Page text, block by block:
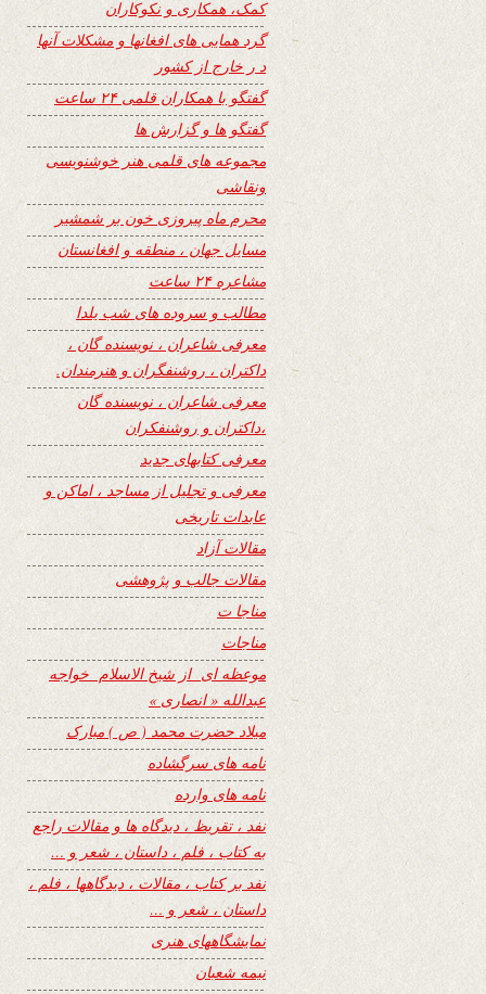
کمک، همکاری و نکوکاران
گرد همایی های افغانها و مشکلات آنها
د ر خارج از کشور
گفتگو با همکاران قلمی ۲۴ ساعت
گفتگو ها و گزارش ها
مجموعه های قلمی هنر خوشنویسی
ونقاشی
محرم ماه پیروزی خون بر شمشیر
مسایل جهان ، منطقه و افغانستان
مشاعره ۲۴ ساعت
مطالب و سروده های شب یلدا
معرفی شاعران ، نویسنده گان ،
داکتران ، روشنفگران و هنرمندان.
معرفی شاعران ، نویسنده گان
،داکتران و روشنفکران
معرفی کتابهای جدید
معرفی و تجلیل از مساجد ، اماکن و
عابدات تاریخی
مقالات آزاد
مقالات جالب و پژوهشی
مناجا ت
مناجات
موعظه ای از شیخ الاسلام خواجه
عبدالله « انصاری »
میلاد حضرت محمد ( ص ) مبارک
نامه های سرگشاده
نامه های وارده
نفد ، تقریظ ، دیدگاه ها و مقالات راجع
به کتاب ، فلم ، داستان ، شعر و …
نفد بر کتاب ، مقالات ، دیدگاهها ، فلم ،
داستان ، شعر و …
نمایشگاههای هنری
نیمه شعبان